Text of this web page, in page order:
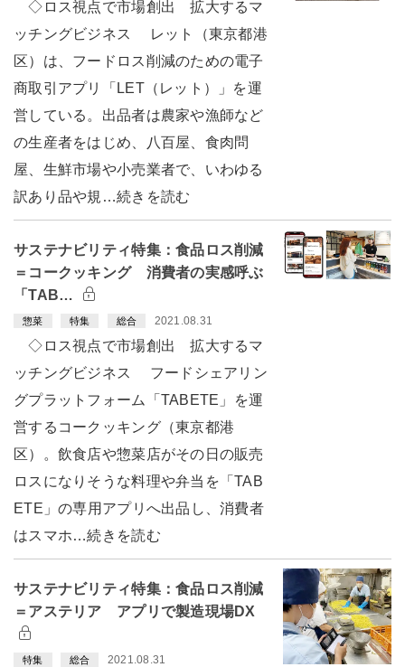
◇ロス視点で市場創出 拡大するマ
ッチングビジネス レット（東京都港
区）は、フードロス削減のための電子
商取引アプリ「LET（レット）」を運
営している。出品者は農家や漁師など
の生産者をはじめ、八百屋、食肉問
屋、生鮮市場や小売業者で、いわゆる
訳あり品や規…続きを読む
サステナビリティ特集：食品ロス削減
＝コークッキング 消費者の実感呼ぶ
「TAB…
惣菜 特集 総合 2021.08.31
◇ロス視点で市場創出 拡大するマ
ッチングビジネス フードシェアリン
グプラットフォーム「TABETE」を運
営するコークッキング（東京都港
区）。飲食店や惣菜店がその日の販売
ロスになりそうな料理や弁当を「TAB
ETE」の専用アプリへ出品し、消費者
はスマホ…続きを読む
サステナビリティ特集：食品ロス削減
＝アステリア アプリで製造現場DX
特集 総合 2021.08.31